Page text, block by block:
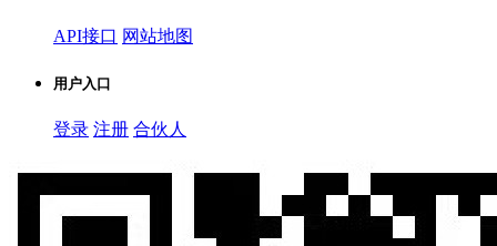
API接口 网站地图
用户入口
登录 注册 合伙人